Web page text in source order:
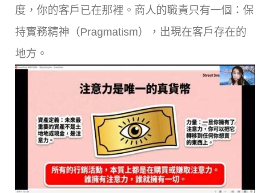
度，你的客戶已在那裡。商人的職責只有一個：保
持實務精神（Pragmatism），出現在客戶存在的
地方。